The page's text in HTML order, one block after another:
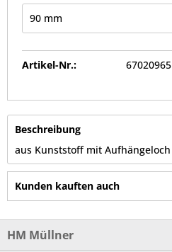
Artikel-Nr.: 67020965
Beschreibung
aus Kunststoff mit Aufhängeloch
Kunden kauften auch
HM Müllner